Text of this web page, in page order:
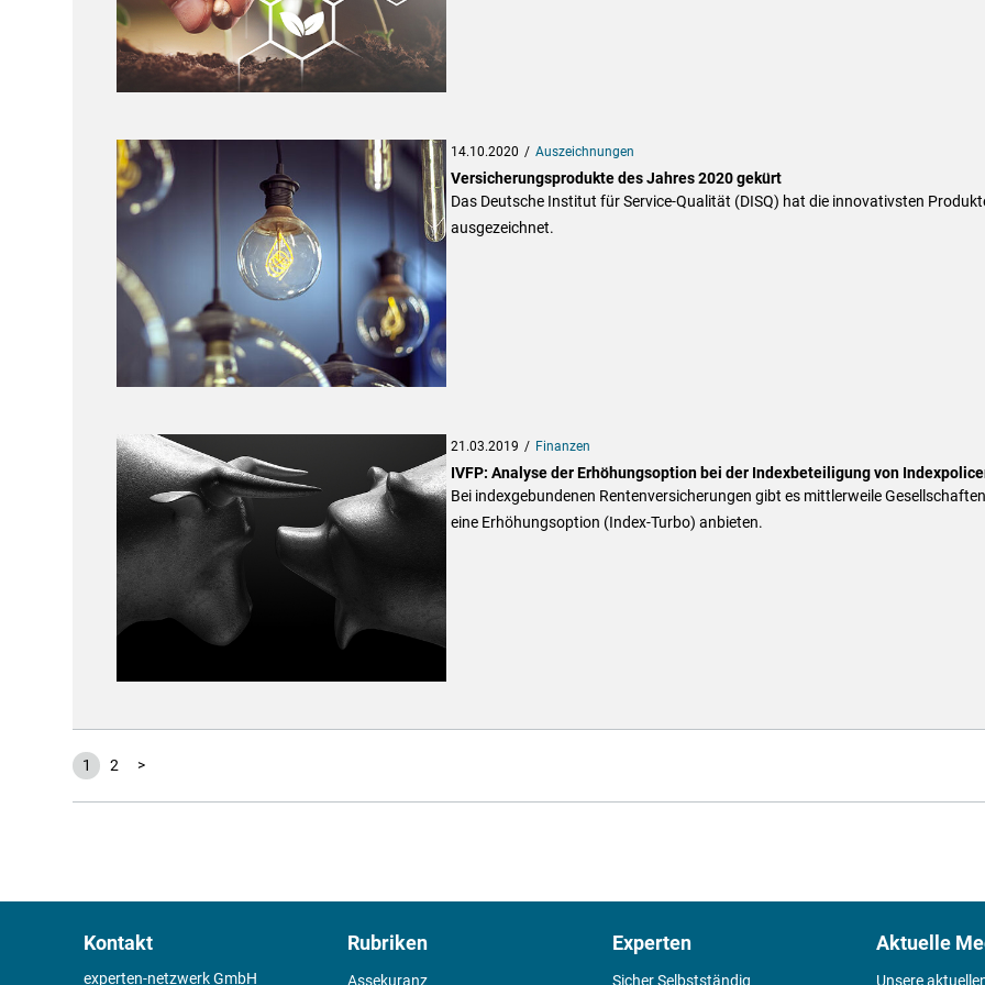
14.10.2020 Auszeichnungen
Versicherungsprodukte des Jahres 2020 gekürt
Das Deutsche Institut für Service-Qualität (DISQ) hat die innovativsten
ausgezeichnet.
21.03.2019 Finanzen
IVFP: Analyse der Erhöhungsoption bei der Indexbeteiligung von
Bei indexgebundenen Rentenversicherungen gibt es mittlerweile
eine Erhöhungsoption (Index-Turbo) anbieten.
1 2 >
Kontakt
experten-netzwerk GmbH
Rubriken
Assekuranz
Experten
Sicher Selbstständig
Aktuelle
Unsere